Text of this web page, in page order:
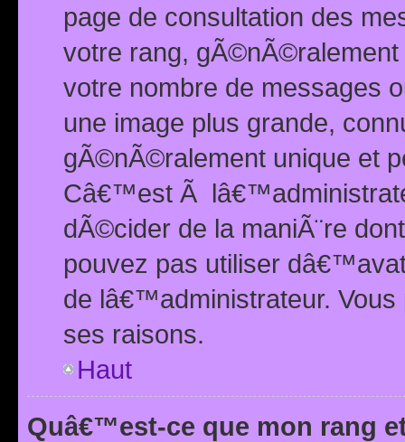
page de consultation des
votre rang,
votre nombre de messages
une image plus grande,
gÃ©nÃ©ralement unique et
Câ€™est Ã
dÃ©cider de la maniÃ¨re
pouvez pas utiliser
de lâ€™administrateur.
ses raisons.
Haut
Quâ€™est-ce que mon rang